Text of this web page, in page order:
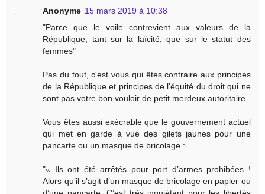
Anonyme 15 mars 2019 à 10:38
"Parce que le voile contrevient aux valeurs de la
République, tant sur la laïcité, que sur le statut des
femmes"
Pas du tout, c'est vous qui êtes contraire aux principes
de la République et principes de l'équité du droit qui ne
sont pas votre bon vouloir de petit merdeux autoritaire.
Vous êtes aussi exécrable que le gouvernement actuel
qui met en garde à vue des gilets jaunes pour une
pancarte ou un masque de bricolage :
"« Ils ont été arrêtés pour port d’armes prohibées !
Alors qu’il s’agit d’un masque de bricolage en papier ou